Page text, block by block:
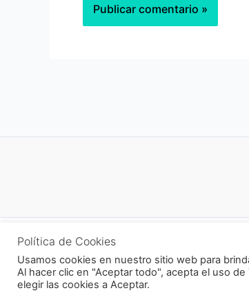
Política de Cookies
Usamos cookies en nuestro sitio web para
Al hacer clic en "Aceptar todo", acepta el uso
elegir las cookies a Aceptar.